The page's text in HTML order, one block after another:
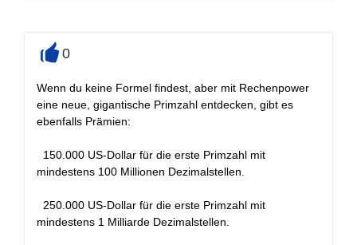
+
0
Wenn du keine Formel findest, aber mit Rechenpower
eine neue, gigantische Primzahl entdecken, gibt es
ebenfalls Prämien:
150.000 US-Dollar für die erste Primzahl mit
mindestens 100 Millionen Dezimalstellen.
250.000 US-Dollar für die erste Primzahl mit
mindestens 1 Milliarde Dezimalstellen.